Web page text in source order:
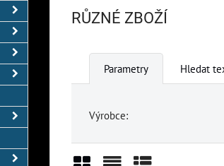
RŮZNÉ ZBOŽÍ
Parametry Hledat
Výrobce: